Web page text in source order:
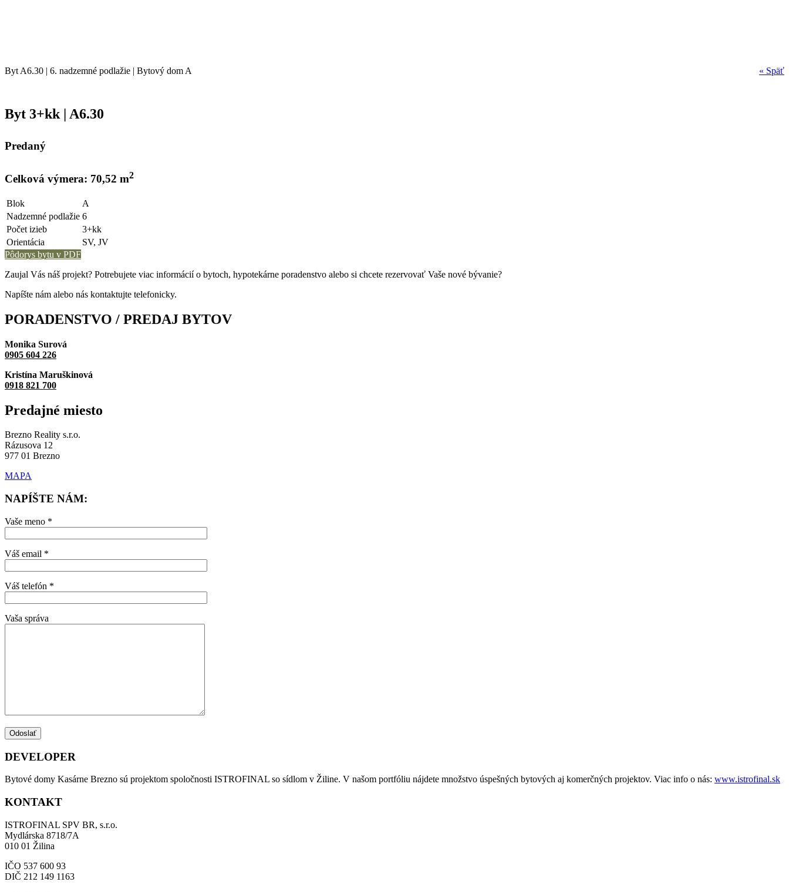
« Späť
Byt A6.30 | 6. nadzemné podlažie | Bytový dom A
Byt 3+kk | A6.30
Predaný
Celková výmera: 70,52 m2
Blok
A
Nadzemné podlažie 6
Počet izieb
3+kk
Orientácia
SV, JV
Pôdorys bytu v PDF
Zaujal Vás náš projekt? Potrebujete viac informácií o bytoch, hypotekárne poradenstvo alebo si chcete rezervovať Vaše nové bývanie?
Napíšte nám alebo nás kontaktujte telefonicky.
PORADENSTVO / PREDAJ BYTOV
Monika Surová
0905 604 226
Kristína Maruškinová
0918 821 700
Predajné miesto
Brezno Reality s.r.o.
Rázusova 12
977 01 Brezno
MAPA
NAPÍŠTE NÁM:
Vaše meno *
Váš email *
Váš telefón *
Vaša správa
DEVELOPER
Bytové domy Kasárne Brezno sú projektom spoločnosti ISTROFINAL so sídlom v Žiline. V našom portfóliu nájdete množstvo úspešných bytových aj komerčných projektov. Viac info o nás: www.istrofinal.sk
KONTAKT
ISTROFINAL SPV BR, s.r.o.
Mydlárska 8718/7A
010 01 Žilina
IČO 537 600 93
DIČ 212 149 1163